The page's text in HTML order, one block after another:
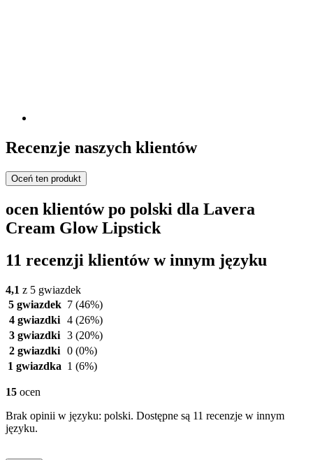
Recenzje naszych klientów
Oceń ten produkt
ocen klientów po polski dla Lavera
Cream Glow Lipstick
11 recenzji klientów w innym języku
4,1 z 5 gwiazdek
5 gwiazdek 7 (46%)
4 gwiazdki 4 (26%)
3 gwiazdki 3 (20%)
2 gwiazdki 0 (0%)
1 gwiazdka 1 (6%)
15 ocen
Brak opinii w języku: polski. Dostępne są 11 recenzje w innym
języku.